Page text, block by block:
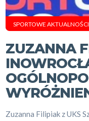
SPORTOWE AKTUALNOŚCI
ZUZANNA
Zuzanna Filipiak z UKS